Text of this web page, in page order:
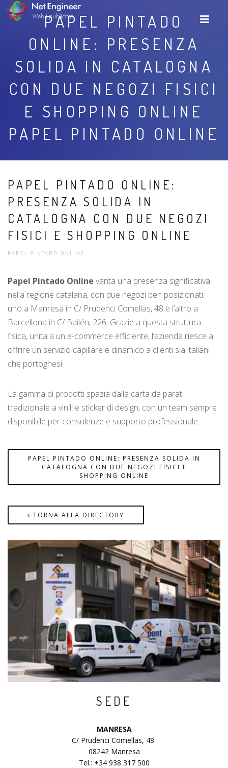
PAPEL PINTADO
ONLINE: PRESENZA
SOLIDA IN CATALOGNA
CON DUE NEGOZI FISICI
E SHOPPING ONLINE
PAPEL PINTADO ONLINE
PAPEL PINTADO ONLINE:
PRESENZA SOLIDA IN
CATALOGNA CON DUE NEGOZI
FISICI E SHOPPING ONLINE
PAPEL PINTADO ONLINE
Papel Pintado Online vanta una presenza significativa
nella regione catalana, con due negozi ben posizionati:
uno a Manresa in C/ Prudenci Comellas, 48 e l’altro a
Barcellona in C/ Bailén, 226. Grazie a questa struttura
fisica, unita a un e-commerce efficiente, l’azienda riesce a
offrire un servizio capillare e dinamico a clienti sia italiani
che portoghesi.
La gamma di prodotti spazia dalla carta da parati
tradizionale a vinili e sticker di design, con un team sempre
disponibile per consulenze e supporto professionale.
PAPEL PINTADO ONLINE: PRESENZA SOLIDA IN
CATALOGNA CON DUE NEGOZI FISICI E
SHOPPING ONLINE
TORNA ALLA DIRECTORY
SEDE
MANRESA
C/ Prudenci Comellas, 48
08242 Manresa
Tel.: +34 938 317 500